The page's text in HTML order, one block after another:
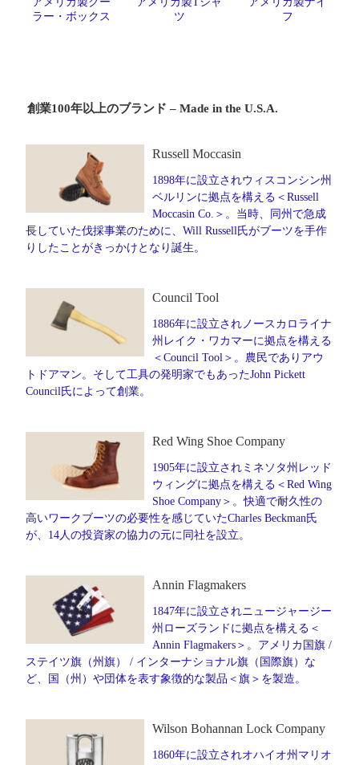
ラー・ボックス
ツ
フ
創業100年以上のブランド – Made in the U.S.A.
Russell Moccasin
1898年に設立されウィスコンシン州
ベルリンに拠点を構える＜Russell
Moccasin Co.＞。当時、同州で急成
長していた伐採事業のために、Will Russell氏がブーツを手作
りしたことがきっかけとなり誕生。
Council Tool
1886年に設立されノースカロライナ
州レイク・ワカマーに拠点を構える
＜Council Tool＞。農民でありアウ
トドアマン。そして工具の発明家でもあったJohn Pickett
Council氏によって創業。
Red Wing Shoe Company
1905年に設立されミネソタ州レッド
ウィングに拠点を構える＜Red Wing
Shoe Company＞。快適で耐久性の
高いワークブーツの必要性を感じていたCharles Beckman氏
が、14人の投資家の協力の元に同社を設立。
Annin Flagmakers
1847年に設立されニュージャージー
州ローズランドに拠点を構える＜
Annin Flagmakers＞。アメリカ国旗 /
ステイツ旗（州旗） / インターナショナル旗（国際旗）な
ど、国（州）や団体を表す象徴的な製品＜旗＞を製造。
Wilson Bohannan Lock Company
1860年に設立されオハイオ州マリオ